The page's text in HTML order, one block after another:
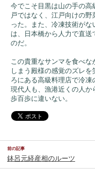
今でこそ目黒は山の手の高
戸ではなく、江戸向けの
った。また、冷凍技術が
は、日本橋から人力で直
のだ。
この貴重なサンマを食べ
しまう殿様の感覚のズレ
ろにある高級料理店で冷
現代人も、漁港近くの人
歩百歩に違いない。
前の記事
鉢呂元経産相のルーツ